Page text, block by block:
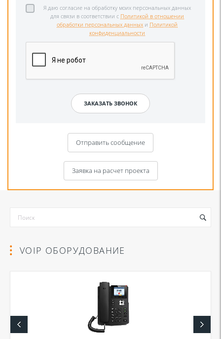
Я даю согласие на обработку моих персональных данных
для связи в соответствии с Политикой в отношении
обработки персональных данных и Политикой
конфиденциальности
Отправить сообщение
Я даю согласие на обработку моих персональных данных для связи
Политикой в отношении обработки персональных
Политикой конфиденциальности
Заявка на расчет проекта
VOIP ОБОРУДОВАНИЕ